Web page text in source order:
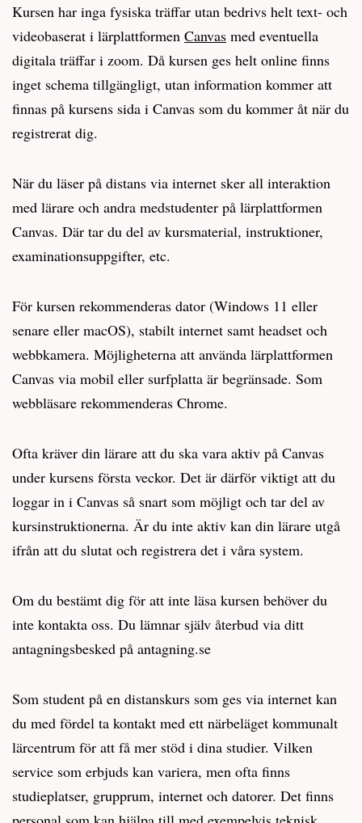
Kursen har inga fysiska träffar utan bedrivs helt text- och
videobaserat i lärplattformen Canvas med eventuella
digitala träffar i zoom. Då kursen ges helt online finns
inget schema tillgängligt, utan information kommer att
finnas på kursens sida i Canvas som du kommer åt när du
registrerat dig.
När du läser på distans via internet sker all interaktion
med lärare och andra medstudenter på lärplattformen
Canvas. Där tar du del av kursmaterial, instruktioner,
examinationsuppgifter, etc.
För kursen rekommenderas dator (Windows 11 eller
senare eller macOS), stabilt internet samt headset och
webbkamera. Möjligheterna att använda lärplattformen
Canvas via mobil eller surfplatta är begränsade. Som
webbläsare rekommenderas Chrome.
Ofta kräver din lärare att du ska vara aktiv på Canvas
under kursens första veckor. Det är därför viktigt att du
loggar in i Canvas så snart som möjligt och tar del av
kursinstruktionerna. Är du inte aktiv kan din lärare utgå
ifrån att du slutat och registrera det i våra system.
Om du bestämt dig för att inte läsa kursen behöver du
inte kontakta oss. Du lämnar själv återbud via ditt
antagningsbesked på antagning.se
Som student på en distanskurs som ges via internet kan
du med fördel ta kontakt med ett närbeläget kommunalt
lärcentrum för att få mer stöd i dina studier. Vilken
service som erbjuds kan variera, men ofta finns
studieplatser, grupprum, internet och datorer. Det finns